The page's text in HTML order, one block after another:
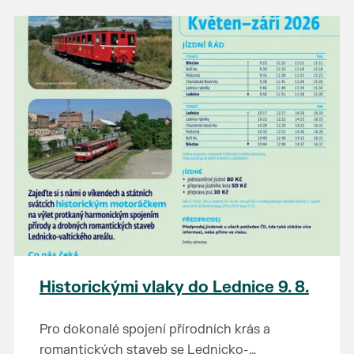
Prodejce prosíme tradičně o příchod 30
minut před začátkem, aby si vše na
prodejních místech stihli přichystat. Pokud
plánujete přijít a chcete rezervovat prodejní
místo, potvrďte prosím účast přes email
petr.vlasak@breclav.eu nebo zde v události,
ať víme, s kolika lidmi máme počítat. Počet
prodejních míst je omezen.
Těšíme se jako vždy!
Historickými vlaky do Lednice 9. 8.
Pro dokonalé spojení přírodních krás a
romantických staveb se Lednicko-